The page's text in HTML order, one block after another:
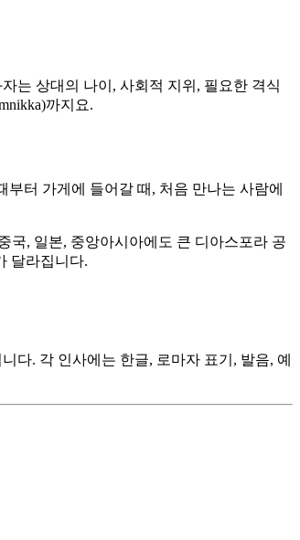
는 상대의 나이, 사회적 지위, 필요한 격식
까지요.
터 가게에 들어갈 때, 처음 만나는 사람에
국, 일본, 중앙아시아에도 큰 디아스포라 공
달라집니다.
다. 각 인사에는 한글, 로마자 표기, 발음, 예